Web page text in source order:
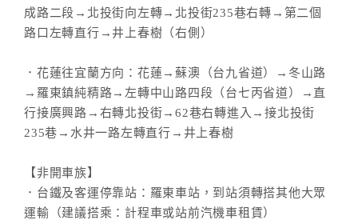
成路二段→北投街向左轉→北投街235巷右轉→第二個
路口左轉直行→井上春樹（右側）
．花蓮往宜蘭方向：花蓮→蘇澳（台九省道）→冬山路
→羅東鎮純精路→左轉中山路四段（台七丙省道）→直
行接廣興路→右轉北投街→62巷右轉進入→接北投街
235巷→水井一路左轉直行→井上春樹
【非開車族】
．台鐵及客運停靠站：羅東車站，到站須轉搭其他大眾
運輸（建議搭乘：計程車或站前汽機車租賃）